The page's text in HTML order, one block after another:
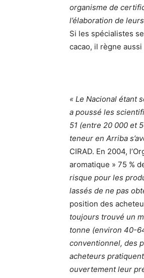
organisme de
l’élaboration de
Si les spécialistes
cacao, il règne
« Le Nacional étant
a poussé les
51 (entre 20 000 et
teneur en Arriba
CIRAD. En 2004,
aromatique » 75 %
risque pour les
lassés de ne pas
position des
toujours trouvé un
tonne (environ 40-
conventionnel, des
acheteurs
ouvertement leur